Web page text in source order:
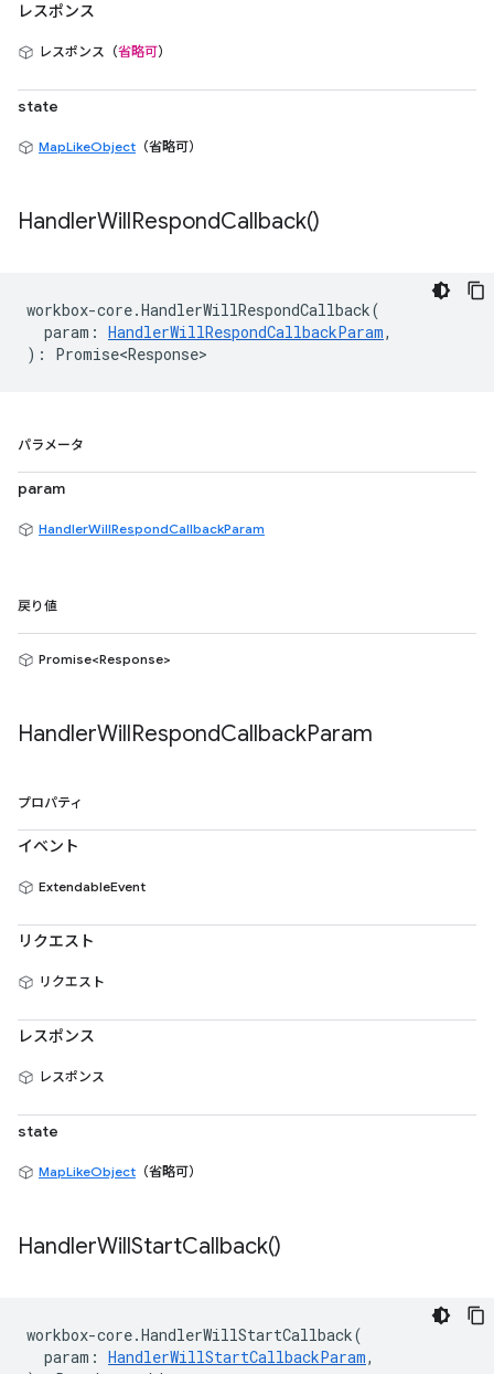
レスポンス
レスポンス（省略可）
state
MapLikeObject （省略可）
HandlerWillRespondCallback()
workbox-core.HandlerWillRespondCallback(
param : HandlerWillRespondCallbackParam,
) : Promise<Response>
パラメータ
param
HandlerWillRespondCallbackParam
戻り値
Promise<Response>
HandlerWillRespondCallbackParam
プロパティ
イベント
ExtendableEvent
リクエスト
リクエスト
レスポンス
レスポンス
state
MapLikeObject （省略可）
HandlerWillStartCallback()
workbox-core.HandlerWillStartCallback(
param : HandlerWillStartCallbackParam,